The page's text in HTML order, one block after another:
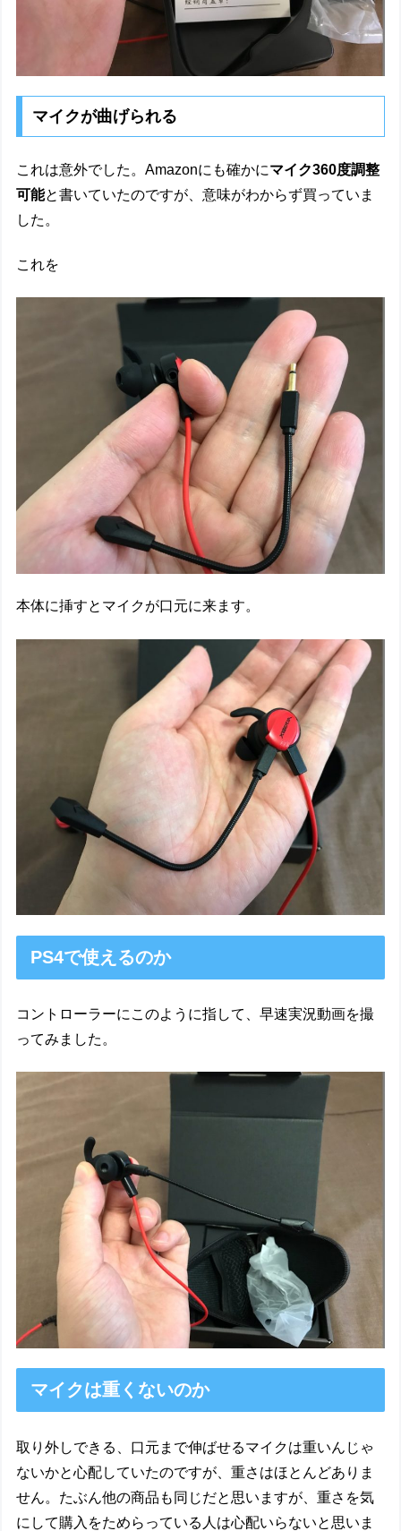
マイクが曲げられる
これは意外でした。Amazonにも確かにマイク360度調整
可能と書いていたのですが、意味がわからず買っていま
した。
これを
本体に挿すとマイクが口元に来ます。
PS4で使えるのか
コントローラーにこのように指して、早速実況動画を撮
ってみました。
マイクは重くないのか
取り外しできる、口元まで伸ばせるマイクは重いんじゃ
ないかと心配していたのですが、重さはほとんどありま
せん。たぶん他の商品も同じだと思いますが、重さを気
にして購入をためらっている人は心配いらないと思いま